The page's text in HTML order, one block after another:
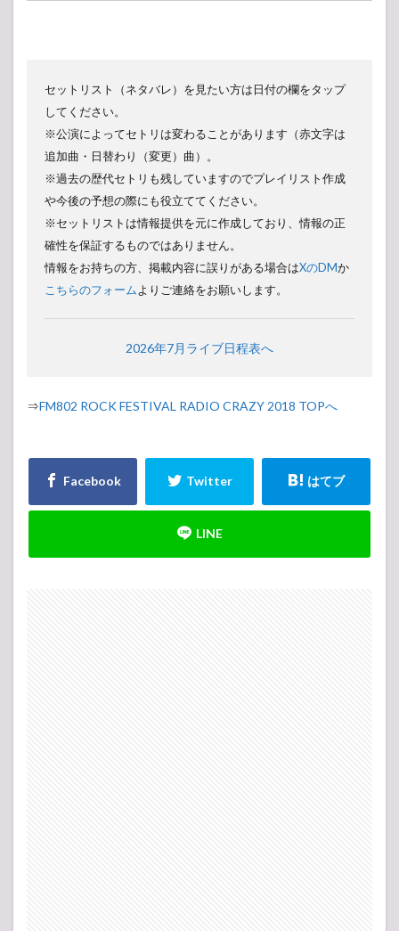
セットリスト（ネタバレ）を見たい方は日付の欄をタップ
してください。
※公演によってセトリは変わることがあります（赤文字は
追加曲・日替わり（変更）曲）。
※過去の歴代セトリも残していますのでプレイリスト作成
や今後の予想の際にも役立ててください。
※セットリストは情報提供を元に作成しており、情報の正
確性を保証するものではありません。
情報をお持ちの方、掲載内容に誤りがある場合はXのDMか
こちらのフォームよりご連絡をお願いします。
2026年7月ライブ日程表へ
⇒FM802 ROCK FESTIVAL RADIO CRAZY 2018 TOPへ